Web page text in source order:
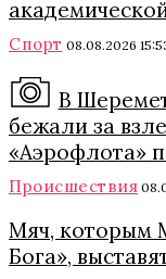
Спорт 08.08.2026
В
бежали за
«Аэрофлота»
Происшествия
Мяч, которым
Бога»,